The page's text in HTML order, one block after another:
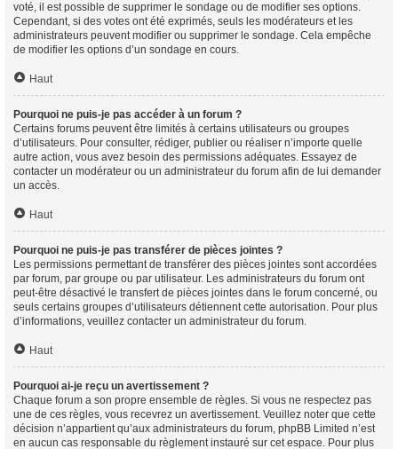
voté, il est possible de supprimer le sondage ou de modifier ses options.
Cependant, si des votes ont été exprimés, seuls les modérateurs et les
administrateurs peuvent modifier ou supprimer le sondage. Cela empêche
de modifier les options d’un sondage en cours.
Haut
Pourquoi ne puis-je pas accéder à un forum ?
Certains forums peuvent être limités à certains utilisateurs ou groupes
d’utilisateurs. Pour consulter, rédiger, publier ou réaliser n’importe quelle
autre action, vous avez besoin des permissions adéquates. Essayez de
contacter un modérateur ou un administrateur du forum afin de lui demander
un accès.
Haut
Pourquoi ne puis-je pas transférer de pièces jointes ?
Les permissions permettant de transférer des pièces jointes sont accordées
par forum, par groupe ou par utilisateur. Les administrateurs du forum ont
peut-être désactivé le transfert de pièces jointes dans le forum concerné, ou
seuls certains groupes d’utilisateurs détiennent cette autorisation. Pour plus
d’informations, veuillez contacter un administrateur du forum.
Haut
Pourquoi ai-je reçu un avertissement ?
Chaque forum a son propre ensemble de règles. Si vous ne respectez pas
une de ces règles, vous recevrez un avertissement. Veuillez noter que cette
décision n’appartient qu’aux administrateurs du forum, phpBB Limited n’est
en aucun cas responsable du règlement instauré sur cet espace. Pour plus